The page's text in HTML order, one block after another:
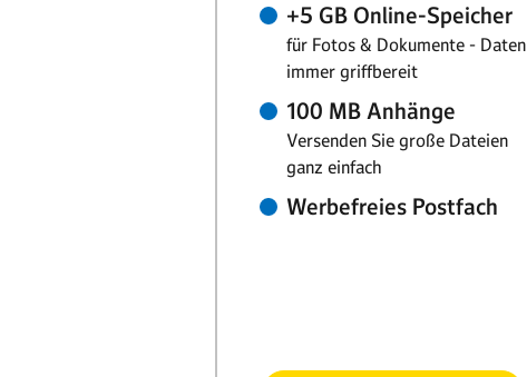
+5 GB Online-Speicher
für Fotos & Dokumente - Daten
immer griffbereit
100 MB Anhänge
Versenden Sie große Dateien
ganz einfach
Werbefreies Postfach